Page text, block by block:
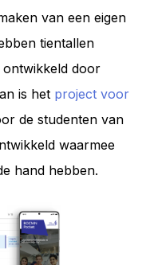
van een eigen
tientallen
door
is het project voor
de studenten van
waarmee
hand hebben.